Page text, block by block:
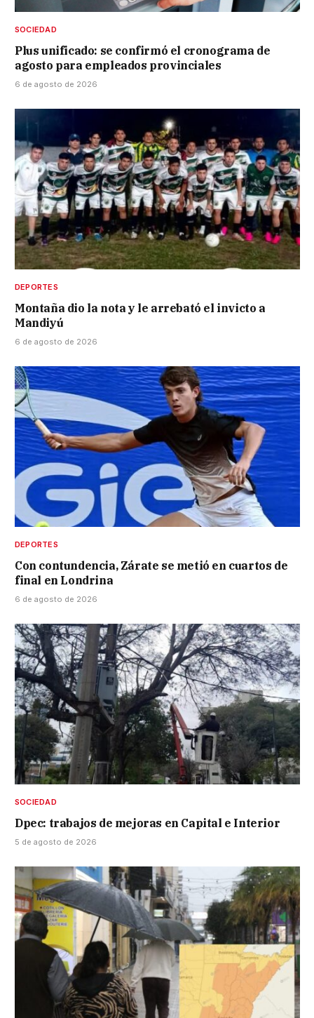
SOCIEDAD
Plus unificado: se confirmó el cronograma de
agosto para empleados provinciales
6 de agosto de 2026
DEPORTES
Montaña dio la nota y le arrebató el invicto a
Mandiyú
6 de agosto de 2026
DEPORTES
Con contundencia, Zárate se metió en cuartos de
final en Londrina
6 de agosto de 2026
SOCIEDAD
Dpec: trabajos de mejoras en Capital e Interior
5 de agosto de 2026